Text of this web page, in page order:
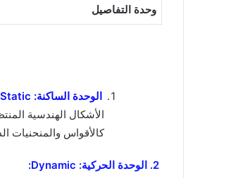
وحدة التفاصيل
الوحدة الساكنة: Static
الأشكال الهندسية
كالأقواس والمنحنيات
2. الوحدة الحركية: Dynamic: